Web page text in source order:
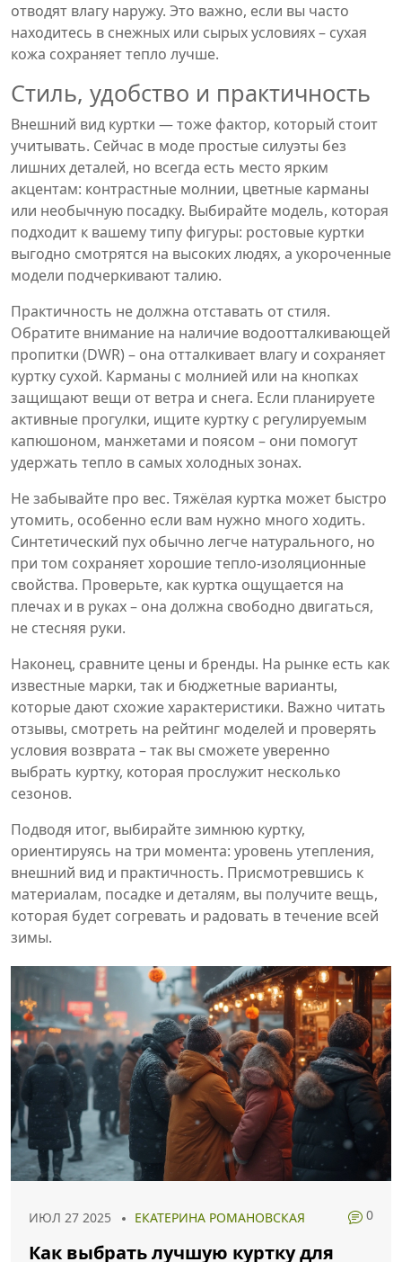
отводят влагу наружу. Это важно, если вы часто
находитесь в снежных или сырых условиях – сухая
кожа сохраняет тепло лучше.
Стиль, удобство и практичность
Внешний вид куртки — тоже фактор, который стоит
учитывать. Сейчас в моде простые силуэты без
лишних деталей, но всегда есть место ярким
акцентам: контрастные молнии, цветные карманы
или необычную посадку. Выбирайте модель, которая
подходит к вашему типу фигуры: ростовые куртки
выгодно смотрятся на высоких людях, а укороченные
модели подчеркивают талию.
Практичность не должна отставать от стиля.
Обратите внимание на наличие водоотталкивающей
пропитки (DWR) – она отталкивает влагу и сохраняет
куртку сухой. Карманы с молнией или на кнопках
защищают вещи от ветра и снега. Если планируете
активные прогулки, ищите куртку с регулируемым
капюшоном, манжетами и поясом – они помогут
удержать тепло в самых холодных зонах.
Не забывайте про вес. Тяжёлая куртка может быстро
утомить, особенно если вам нужно много ходить.
Синтетический пух обычно легче натурального, но
при том сохраняет хорошие тепло‑изоляционные
свойства. Проверьте, как куртка ощущается на
плечах и в руках – она должна свободно двигаться,
не стесняя руки.
Наконец, сравните цены и бренды. На рынке есть как
известные марки, так и бюджетные варианты,
которые дают схожие характеристики. Важно читать
отзывы, смотреть на рейтинг моделей и проверять
условия возврата – так вы сможете уверенно
выбрать куртку, которая прослужит несколько
сезонов.
Подводя итог, выбирайте зимнюю куртку,
ориентируясь на три момента: уровень утепления,
внешний вид и практичность. Присмотревшись к
материалам, посадке и деталям, вы получите вещь,
которая будет согревать и радовать в течение всей
зимы.
ИЮЛ 27 2025 ЕКАТЕРИНА РОМАНОВСКАЯ 0
Как выбрать лучшую куртку для